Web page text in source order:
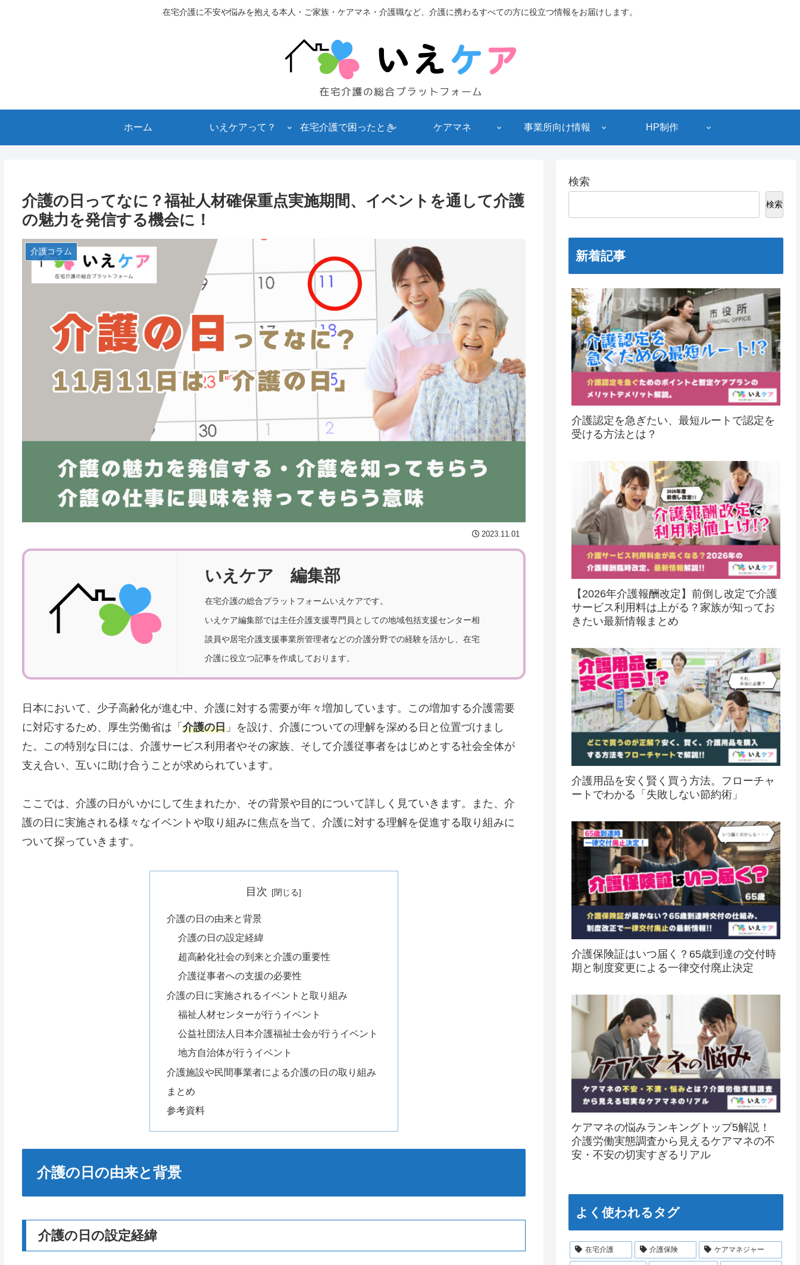
在宅介護に不安や悩みを抱える本人・ご家族・ケアマネ・介護職など、介護に携わるすべての方に役立つ情報をお届けします。
ホーム いえケアって？ 在宅介護で困ったとき ケアマネ 事業所向け情報 HP制作
介護の日ってなに？福祉人材確保重点実施期間、イベントを通して介護
の魅力を発信する機会に！
介護コラム
2023.11.01
いえケア 編集部
在宅介護の総合プラットフォームいえケアです。
いえケア編集部では主任介護支援専門員としての地域包括支援センター相
談員や居宅介護支援事業所管理者などの介護分野での経験を活かし、在宅
介護に役立つ記事を作成しております。
日本において、少子高齢化が進む中、介護に対する需要が年々増加しています。この増加する介護需要
に対応するため、厚生労働省は「 介護の日」を設け、介護についての理解を深める日と位置づけまし
た。この特別な日には、介護サービス利用者やその家族、そして介護従事者をはじめとする社会全体が
支え合い、互いに助け合うことが求められています。
ここでは、介護の日がいかにして生まれたか、その背景や目的について詳しく見ていきます。また、介
護の日に実施される様々なイベントや取り組みに焦点を当て、介護に対する理解を促進する取り組みに
ついて探っていきます。
目次
介護の日の由来と背景
介護の日の設定経緯
超高齢化社会の到来と介護の重要性
介護従事者への支援の必要性
介護の日に実施されるイベントと取り組み
福祉人材センターが行うイベント
公益社団法人日本介護福祉士会が行うイベント
地方自治体が行うイベント
介護施設や民間事業者による介護の日の取り組み
まとめ
参考資料
介護の日の由来と背景
介護の日の設定経緯
検索
検索
新着記事
介護認定を急ぎたい、最短ルートで認定を
受ける方法とは？
【2026年介護報酬改定】前倒し改定で介護
サービス利用料は上がる？家族が知ってお
きたい最新情報まとめ
介護用品を安く賢く買う方法。フローチャ
ートでわかる「失敗しない節約術」
介護保険証はいつ届く？65歳到達の交付時
期と制度変更による一律交付廃止決定
ケアマネの悩みランキングトップ5解説！
介護労働実態調査から見えるケアマネの不
安・不安の切実すぎるリアル
よく使われるタグ
在宅介護 介護保険 ケアマネジャー